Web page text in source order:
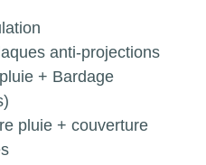
anti-projections
+ Bardage
pluie + couverture